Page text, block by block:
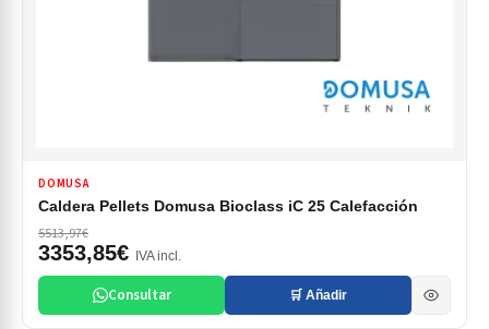
DOMUSA
Caldera Pellets Domusa Bioclass iC 25 Calefacción
5513,97€
3353,85€ IVA incl.
Consultar 🛒 Añadir